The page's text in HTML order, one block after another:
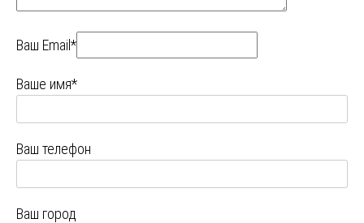
Ваш Email*
Ваше имя*
Ваш телефон
Ваш город